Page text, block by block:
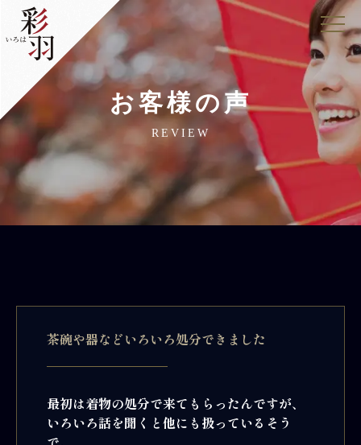
お客様の声
REVIEW
茶碗や器などいろいろ処分できました
最初は着物の処分で来てもらったんですが、
いろいろ話を聞くと他にも扱っているそう